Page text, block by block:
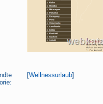
[Wellnessurlaub]